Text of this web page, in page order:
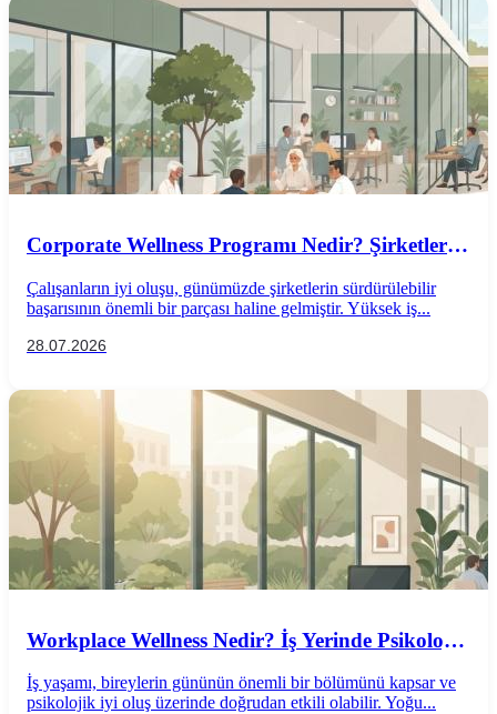
Corporate Wellness Programı Nedir? Şirketler
Çalışanların iyi oluşu, günümüzde şirketlerin sürdürülebilir
başarısının önemli bir parçası haline gelmiştir. Yüksek iş...
28.07.2026
Workplace Wellness Nedir? İş Yerinde Psikolojik
İş yaşamı, bireylerin gününün önemli bir bölümünü kapsar ve
psikolojik iyi oluş üzerinde doğrudan etkili olabilir. Yoğu...